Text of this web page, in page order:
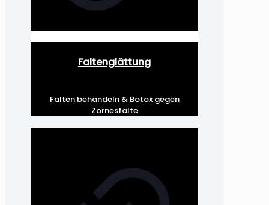
Faltenglättung
Falten behandeln & Botox gegen
Zornesfalte